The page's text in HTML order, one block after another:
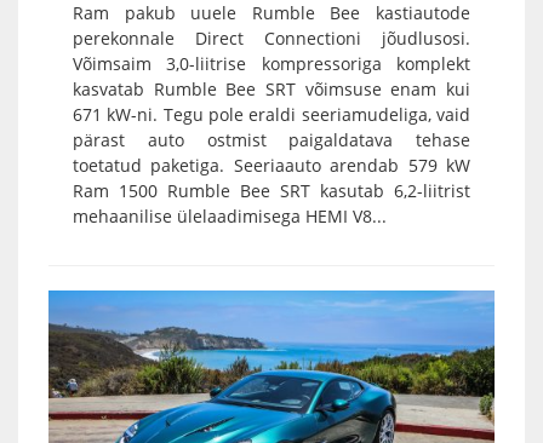
Ram pakub uuele Rumble Bee kastiautode
perekonnale Direct Connectioni jõudlusosi.
Võimsaim 3,0-liitrise kompressoriga komplekt
kasvatab Rumble Bee SRT võimsuse enam kui
671 kW-ni. Tegu pole eraldi seeriamudeliga, vaid
pärast auto ostmist paigaldatava tehase
toetatud paketiga. Seeriaauto arendab 579 kW
Ram 1500 Rumble Bee SRT kasutab 6,2-liitrist
mehaanilise ülelaadimisega HEMI V8...